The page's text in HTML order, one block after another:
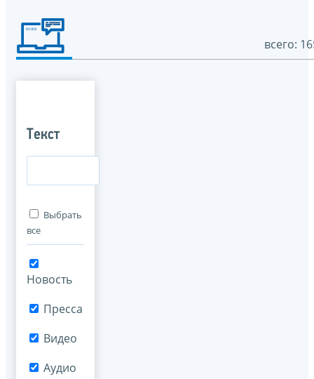
всего:
Текст
Выбрать
все
Новость
Пресса
Видео
Аудио